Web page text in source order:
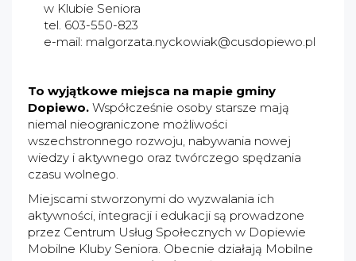
w Klubie Seniora
tel. 603-550-823
e-mail: malgorzata.nyckowiak@cusdopiewo.pl
To wyjątkowe miejsca na mapie gminy
Dopiewo. Współcześnie osoby starsze mają
niemal nieograniczone możliwości
wszechstronnego rozwoju, nabywania nowej
wiedzy i aktywnego oraz twórczego spędzania
czasu wolnego.
Miejscami stworzonymi do wyzwalania ich
aktywności, integracji i edukacji są prowadzone
przez Centrum Usług Społecznych w Dopiewie
Mobilne Kluby Seniora. Obecnie działają Mobilne